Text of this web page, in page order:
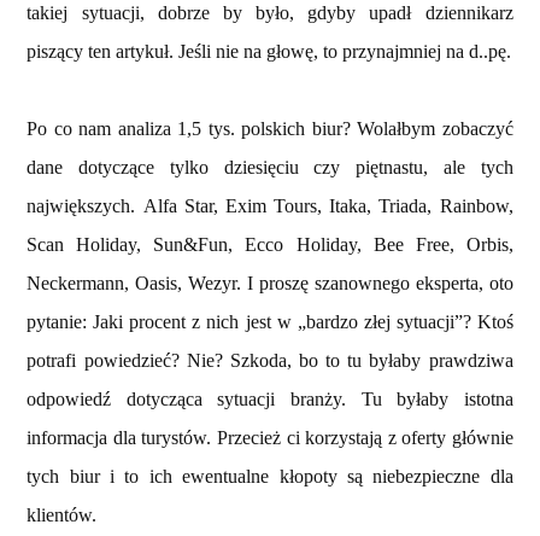
takiej sytuacji, dobrze by było, gdyby upadł dziennikarz
piszący ten artykuł. Jeśli nie na głowę, to przynajmniej na d..pę.
Po co nam analiza 1,5 tys. polskich biur? Wolałbym zobaczyć
dane dotyczące tylko dziesięciu czy piętnastu, ale tych
największych. Alfa Star, Exim Tours, Itaka, Triada, Rainbow,
Scan Holiday, Sun&Fun, Ecco Holiday, Bee Free, Orbis,
Neckermann, Oasis, Wezyr.I proszę szanownego eksperta, oto
pytanie: Jaki procent z nich jest w „bardzo złej sytuacji”? Ktoś
potrafi powiedzieć? Nie? Szkoda, bo to tu byłaby prawdziwa
odpowiedź dotycząca sytuacji branży. Tu byłaby istotna
informacja dla turystów. Przecież ci korzystają z oferty głównie
tych biur i to ich ewentualne kłopoty są niebezpieczne dla
klientów.